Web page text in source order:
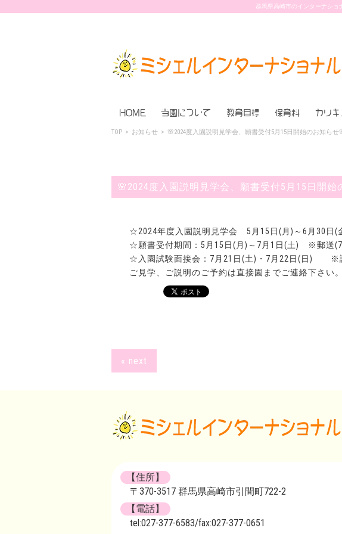
群馬県高崎市のインターナショ
HOME 当園について 教育目標 保育料 カリキ
TOP > お知らせ > 🌸2024度入園説明見学会、願書受付5月15日開始のお知らせ
🌸2024度入園説明見学会、願書受付5月15日開始
☆2024年度入園説明見学会 5月15日(月)～6月30日
☆願書受付期間：5月15日(月)～7月1日(土) ※郵送(7
☆入園試験面接会：7月21日(土)・7月22日(日) ※
ご見学、ご説明のご予約は直接園までご連絡下さい
« next
【住所】
〒370-3517 群馬県高崎市引間町722-2
【電話】
tel:027-377-6583/fax:027-377-0651